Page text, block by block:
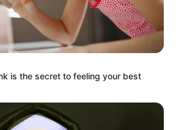
SIMÓN BOLÍVAR
DE SANTANDER
DE CÚCUTA
OCAÑA
ELN
is the secret to feeling your best